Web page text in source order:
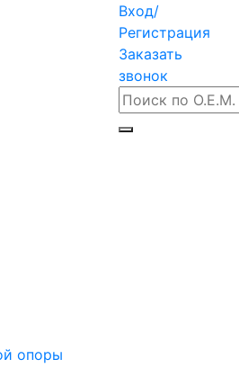
Вход/
Регистрация
Заказать
звонок
опоры